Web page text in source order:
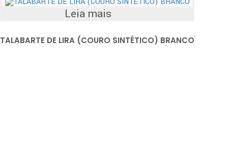
Leia mais
TALABARTE DE LIRA (COURO SINTÉTICO) BRANCO